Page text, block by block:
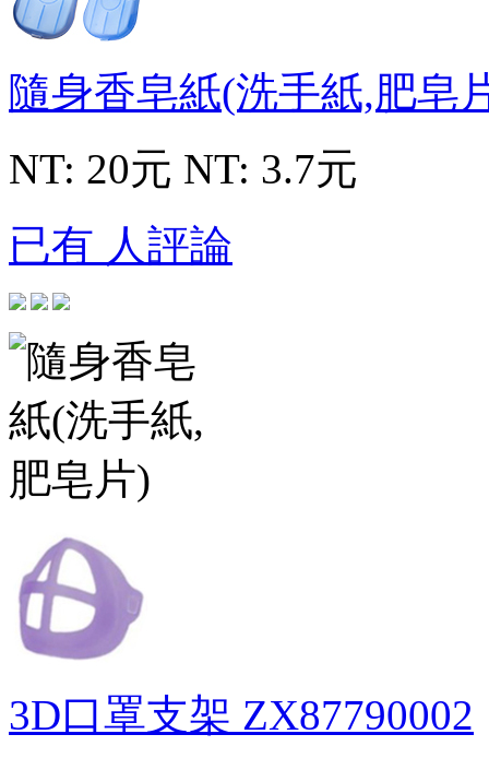
隨身香皂紙(洗手紙,肥皂
NT: 20元 NT: 3.7元
已有 人評論
3D口罩支架 ZX87790002